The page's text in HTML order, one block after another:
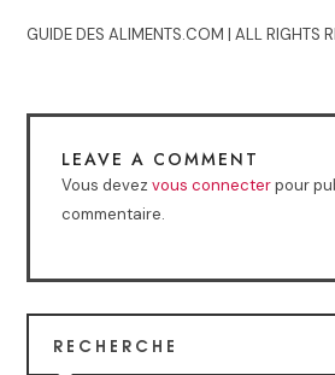
GUIDE DES ALIMENTS.COM | ALL RIGHTS
LEAVE A COMMENT
Vous devezvous connecterpour
commentaire.
RECHERCHE